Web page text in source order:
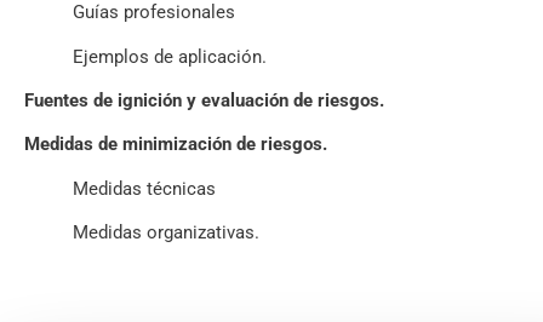
Guías profesionales
Ejemplos de aplicación.
Fuentes de ignición y evaluación de riesgos.
Medidas de minimización de riesgos.
Medidas técnicas
Medidas organizativas.